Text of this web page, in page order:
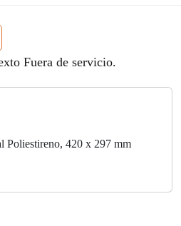
Fuera de servicio.
Poliestireno, 420 x 297 mm